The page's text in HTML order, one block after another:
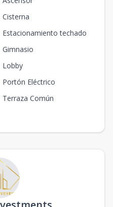
Cisterna
Estacionamiento techado
Gimnasio
Lobby
Portón Eléctrico
Terraza Común